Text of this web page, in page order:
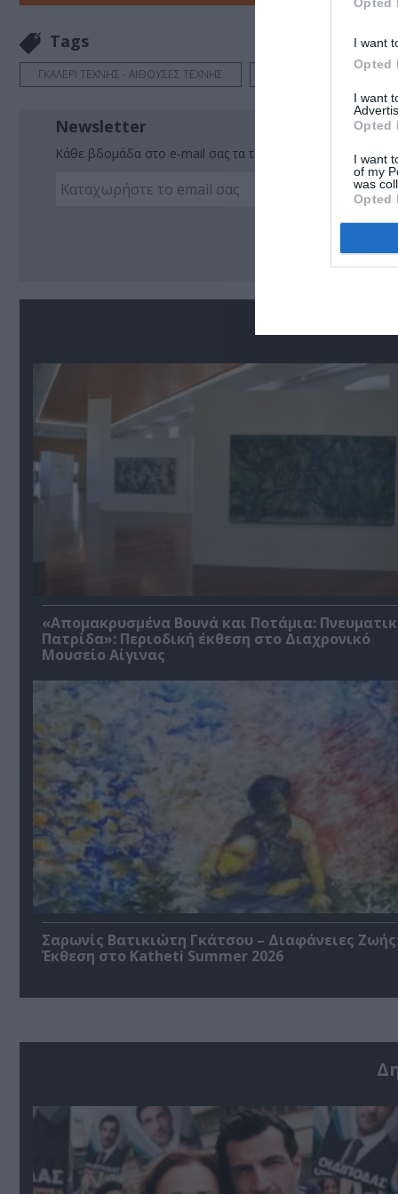
I want
Opted
I want
Opted
I want
of my
was
Opted
Tags
ΓΚΑΛΕΡΙ ΤΕΧΝΗΣ - ΑΙΘΟΥΣΕΣ ΤΕΧΝΗΣ ΔΩΡΕΑΝ ΕΚΔΗΛΩΣΕΙΣ
Newsletter
Κάθε βδομάδα στο e-mail σας τα τελευταία νέα για την
«Απομακρυσμένα Βουνά και Ποτάμια:
Πατρίδα»: Περιοδική έκθεση στο Διαχρονικό
Μουσείο Αίγινας
Σαρωνίς Βατικιώτη Γκάτσου – Διαφάνειες Ζωής:
Έκθεση στο Katheti Summer 2026